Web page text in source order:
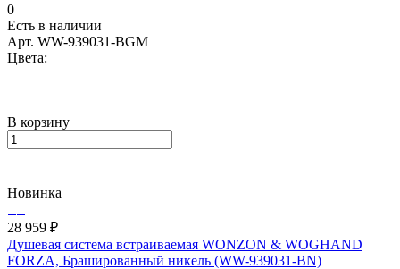
0
Есть в наличии
Арт. WW-939031-BGM
Цвета:
В корзину
Новинка
28 959 ₽
Душевая система встраиваемая WONZON & WOGHAND
FORZA, Брашированный никель (WW-939031-BN)